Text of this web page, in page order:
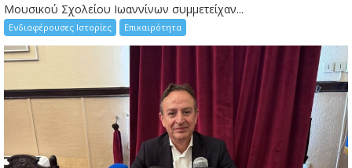
Μουσικού Σχολείου Ιωαννίνων συμμετείχαν...
Ενδιαφέρουσες Ιστορίες Επικαιρότητα